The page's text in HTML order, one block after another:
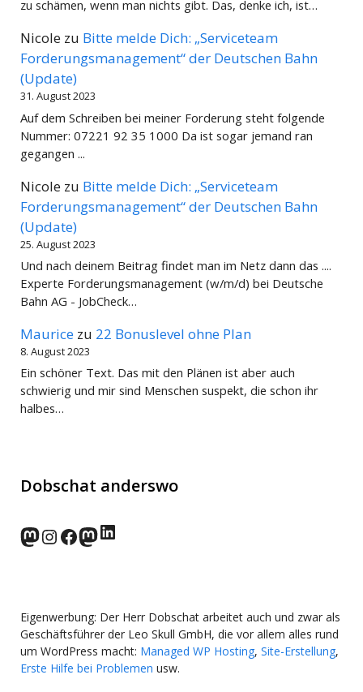
zu schämen, wenn man nichts gibt. Das, denke ich, ist…
Nicole zu Bitte melde Dich: „Serviceteam
Forderungsmanagement“ der Deutschen Bahn
(Update)
31. August 2023
Auf dem Schreiben bei meiner Forderung steht folgende
Nummer: 07221 92 35 1000 Da ist sogar jemand ran
gegangen ...
Nicole zu Bitte melde Dich: „Serviceteam
Forderungsmanagement“ der Deutschen Bahn
(Update)
25. August 2023
Und nach deinem Beitrag findet man im Netz dann das ....
Experte Forderungsmanagement (w/m/d) bei Deutsche
Bahn AG - JobCheck…
Maurice zu 22 Bonuslevel ohne Plan
8. August 2023
Ein schöner Text. Das mit den Plänen ist aber auch
schwierig und mir sind Menschen suspekt, die schon ihr
halbes…
Dobschat anderswo
norden.social
Instagram
Facebook
wp-punks.social
LinkedIn
Eigenwerbung: Der Herr Dobschat arbeitet auch und zwar als
Geschäftsführer der Leo Skull GmbH, die vor allem alles rund
um WordPress macht: Managed WP Hosting, Site-Erstellung,
Erste Hilfe bei Problemen usw.